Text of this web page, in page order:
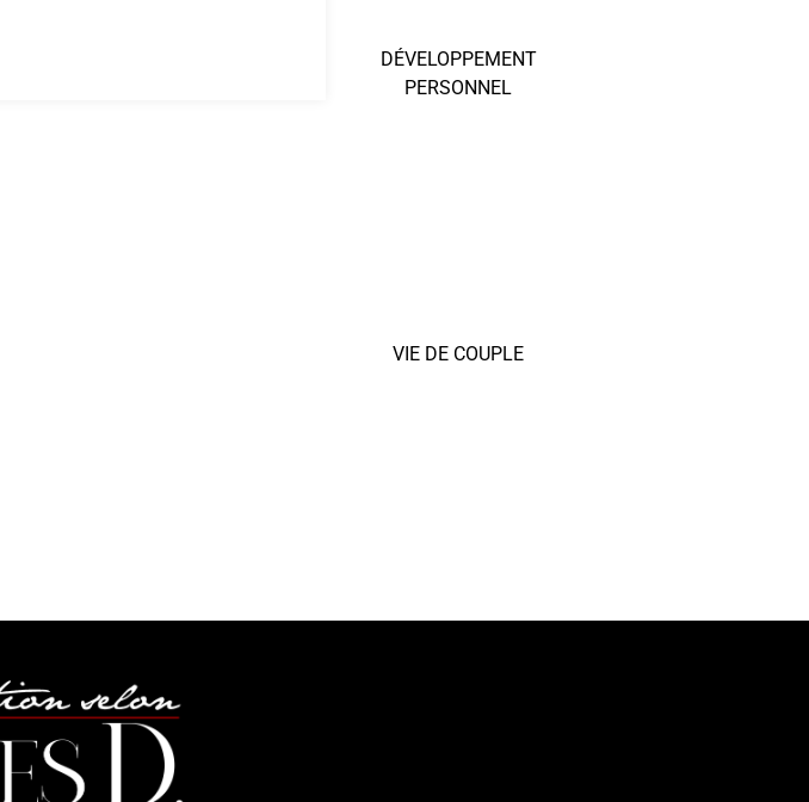
DÉVELOPPEMENT
PERSONNEL
VIE DE COUPLE